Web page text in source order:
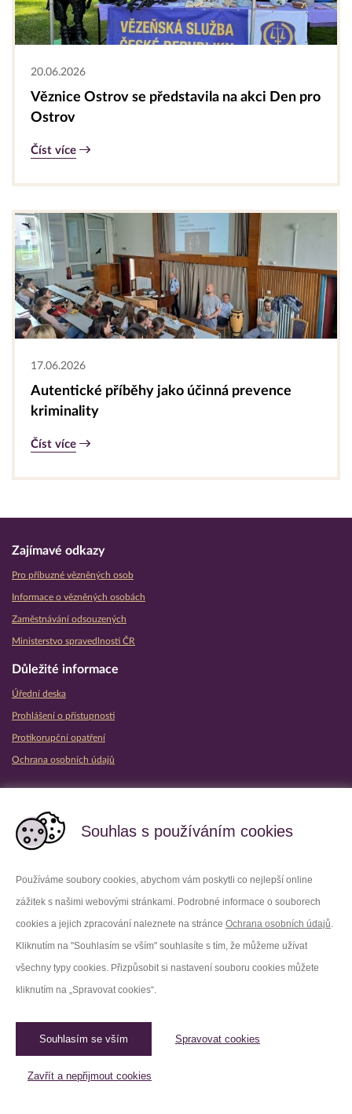
Souhlas s používáním cookies
Používáme soubory cookies, abychom vám poskytli co nejlepší online
zážitek s našimi webovými stránkami. Podrobné informace o souborech
cookies a jejich zpracování naleznete na stránce Ochrana osobních údajů.
Kliknutím na "Souhlasím se vším" souhlasíte s tím, že můžeme užívat
všechny typy cookies. Přizpůsobit si nastavení souboru cookies můžete
kliknutím na „Spravovat cookies“.
Souhlasím se vším Spravovat cookies
Zavřít a nepřijmout cookies
20.06.2026
Věznice Ostrov se představila na akci Den pro
Ostrov
Číst více
17.06.2026
Autentické příběhy jako účinná prevence
kriminality
Číst více
Zajímavé odkazy
Pro příbuzné vězněných osob
Informace o vězněných osobách
Zaměstnávání odsouzených
Ministerstvo spravedlnosti ČR
Důležité informace
Úřední deska
Prohlášení o přístupnosti
Protikorupční opatření
Ochrana osobních údajů
Facebook Youtube
LinkedIn
Spravovat cookies